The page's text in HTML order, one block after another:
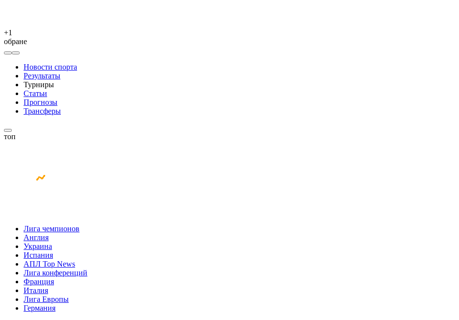
+1
обране
Новости спорта
Результаты
Турниры
Статьи
Прогнозы
Трансферы
топ
Лига чемпионов
Англия
Украина
Испания
АПЛ Top News
Лига конференций
Франция
Италия
Лига Европы
Германия